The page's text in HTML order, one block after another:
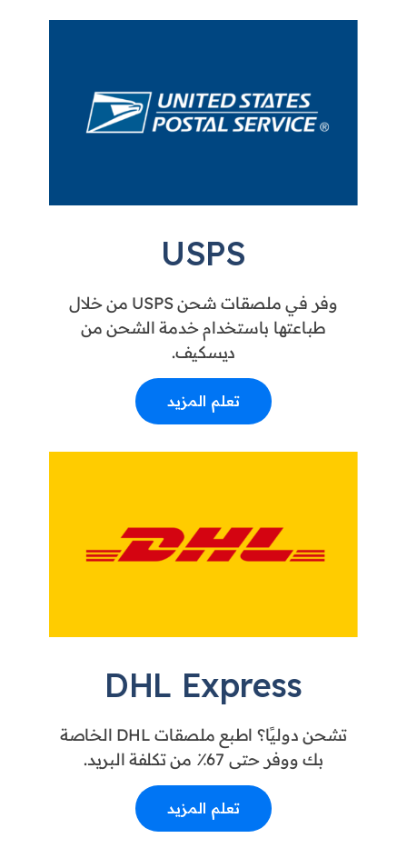
USPS
وفر في ملصقات شحن USPS من خلال
طباعتها باستخدام خدمة الشحن من
ديسكيف.
تعلم المزيد
DHL Express
تشحن دوليًا؟ اطبع ملصقات DHL الخاصة
بك ووفر حتى 67٪ من تكلفة البريد.
تعلم المزيد